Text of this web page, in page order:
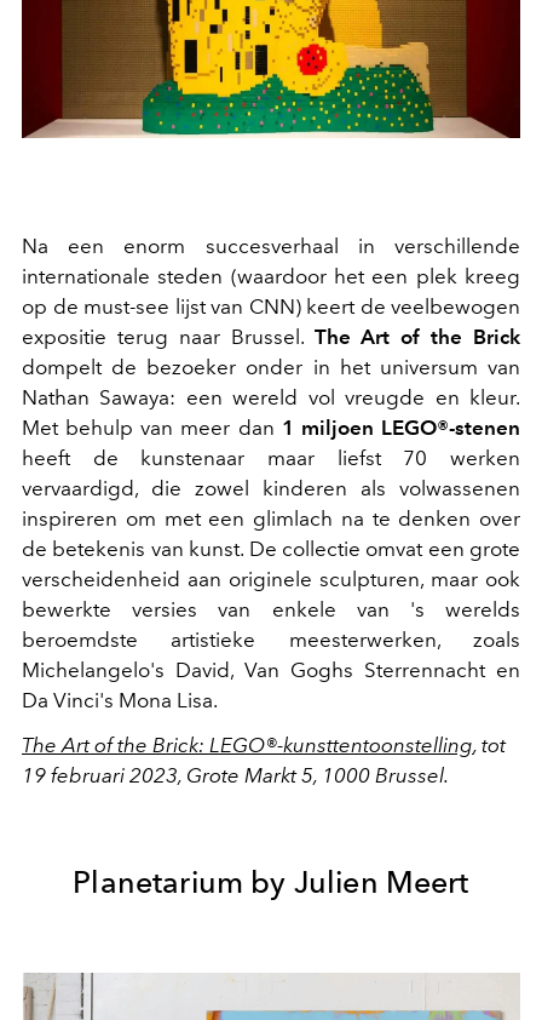
Na een enorm succesverhaal in verschillende
internationale steden (waardoor het een plek kreeg
op de must-see lijst van CNN) keert de veelbewogen
expositie terug naar Brussel. The Art of the Brick
dompelt de bezoeker onder in het universum van
Nathan Sawaya: een wereld vol vreugde en kleur.
Met behulp van meer dan 1 miljoen LEGO®-stenen
heeft de kunstenaar maar liefst 70 werken
vervaardigd, die zowel kinderen als volwassenen
inspireren om met een glimlach na te denken over
de betekenis van kunst. De collectie omvat een grote
verscheidenheid aan originele sculpturen, maar ook
bewerkte versies van enkele van 's werelds
beroemdste artistieke meesterwerken, zoals
Michelangelo's David, Van Goghs Sterrennacht en
Da Vinci's Mona Lisa.
The Art of the Brick: LEGO®-kunsttentoonstelling, tot
19 februari 2023, Grote Markt 5, 1000 Brussel.
Planetarium by Julien Meert